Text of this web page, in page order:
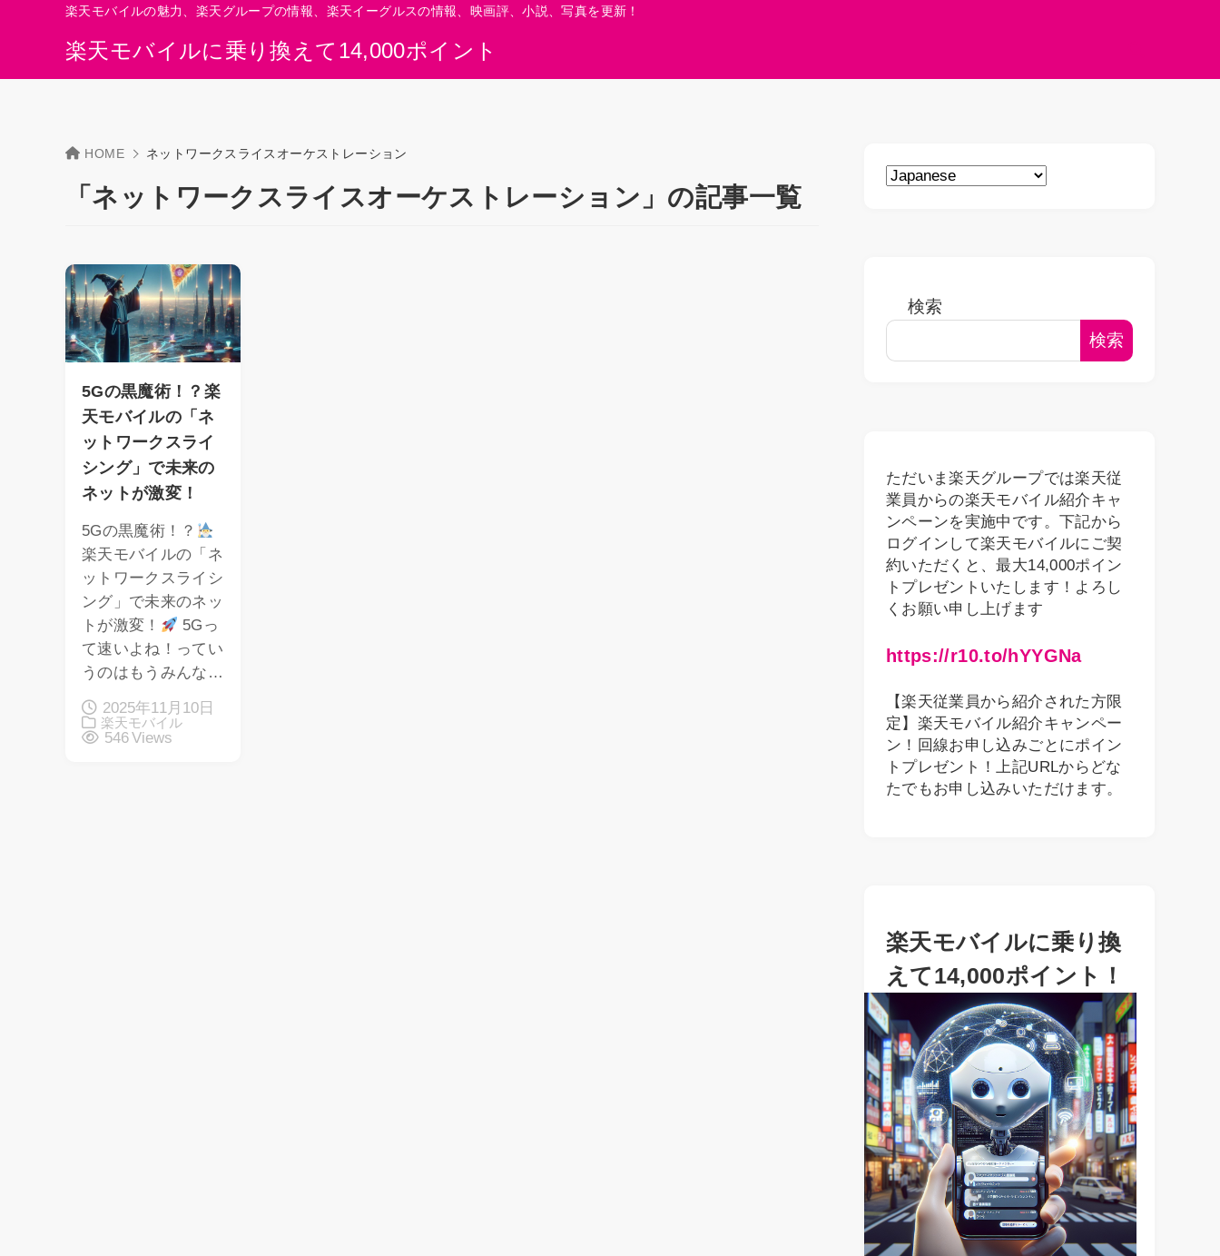
楽天モバイルに乗り換えて14,000ポイント
楽天モバイルの魅力、楽天グループの情報、楽天イーグルスの情報、映画評、小説、写真を更新！
HOME ネットワークスライスオーケストレーション
「ネットワークスライスオーケストレーション」の記事一覧
5Gの黒魔術！？楽
天モバイルの「ネ
ットワークスライ
シング」で未来の
ネットが激変！
5Gの黒魔術！？
楽天モバイルの「ネ
ットワークスライシ
ング」で未来のネッ
トが激変！
5Gっ
て速いよね！ってい
うのはもうみんな…
2025年11月10日
楽天モバイル
546 Views
検索
検索
ただいま楽天グループでは楽天従
業員からの楽天モバイル紹介キャ
ンペーンを実施中です。下記から
ログインして楽天モバイルにご契
約いただくと、最大14,000ポイン
トプレゼントいたします！よろし
くお願い申し上げます
https://r10.to/hYYGNa
【楽天従業員から紹介された方限
定】楽天モバイル紹介キャンペー
ン！回線お申し込みごとにポイン
トプレゼント！上記URLからどな
たでもお申し込みいただけます。
楽天モバイルに乗り換
えて14,000ポイント！